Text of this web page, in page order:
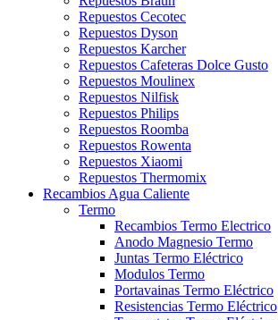
Repuestos Cecotec
Repuestos Dyson
Repuestos Karcher
Repuestos Cafeteras Dolce Gusto
Repuestos Moulinex
Repuestos Nilfisk
Repuestos Philips
Repuestos Roomba
Repuestos Rowenta
Repuestos Xiaomi
Repuestos Thermomix
Recambios Agua Caliente
Termo
Recambios Termo Electrico
Anodo Magnesio Termo
Juntas Termo Eléctrico
Modulos Termo
Portavainas Termo Eléctrico
Resistencias Termo Eléctrico